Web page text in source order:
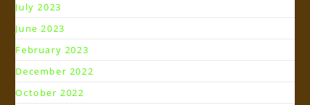
July 2023
June 2023
February 2023
December 2022
October 2022